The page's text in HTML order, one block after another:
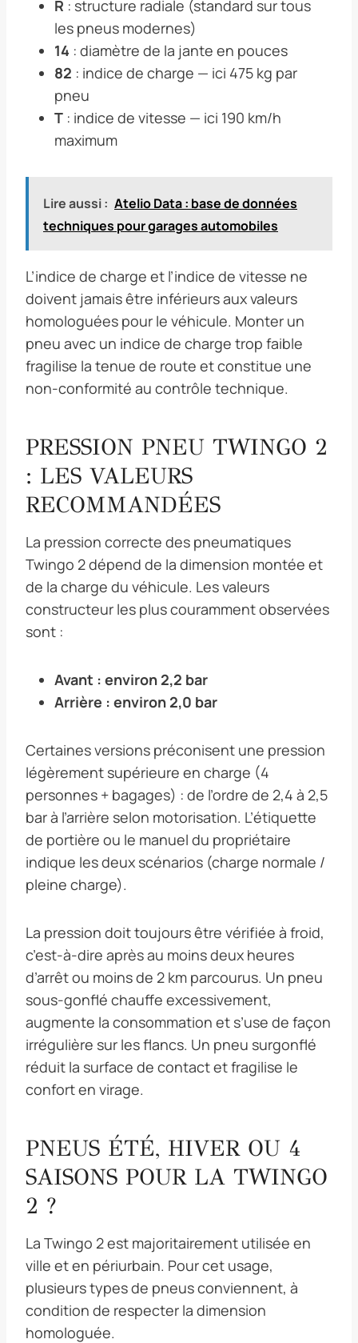
R : structure radiale (standard sur tous
les pneus modernes)
14 : diamètre de la jante en pouces
82 : indice de charge — ici 475 kg par
pneu
T : indice de vitesse — ici 190 km/h
maximum
Lire aussi : Atelio Data : base de données
techniques pour garages automobiles
L’indice de charge et l’indice de vitesse ne
doivent jamais être inférieurs aux valeurs
homologuées pour le véhicule. Monter un
pneu avec un indice de charge trop faible
fragilise la tenue de route et constitue une
non-conformité au contrôle technique.
PRESSION PNEU TWINGO 2
: LES VALEURS
RECOMMANDÉES
La pression correcte des pneumatiques
Twingo 2 dépend de la dimension montée et
de la charge du véhicule. Les valeurs
constructeur les plus couramment observées
sont :
Avant : environ 2,2 bar
Arrière : environ 2,0 bar
Certaines versions préconisent une pression
légèrement supérieure en charge (4
personnes + bagages) : de l’ordre de 2,4 à 2,5
bar à l’arrière selon motorisation. L’étiquette
de portière ou le manuel du propriétaire
indique les deux scénarios (charge normale /
pleine charge).
La pression doit toujours être vérifiée à froid,
c’est-à-dire après au moins deux heures
d’arrêt ou moins de 2 km parcourus. Un pneu
sous-gonflé chauffe excessivement,
augmente la consommation et s’use de façon
irrégulière sur les flancs. Un pneu surgonflé
réduit la surface de contact et fragilise le
confort en virage.
PNEUS ÉTÉ, HIVER OU 4
SAISONS POUR LA TWINGO
2 ?
La Twingo 2 est majoritairement utilisée en
ville et en périurbain. Pour cet usage,
plusieurs types de pneus conviennent, à
condition de respecter la dimension
homologuée.